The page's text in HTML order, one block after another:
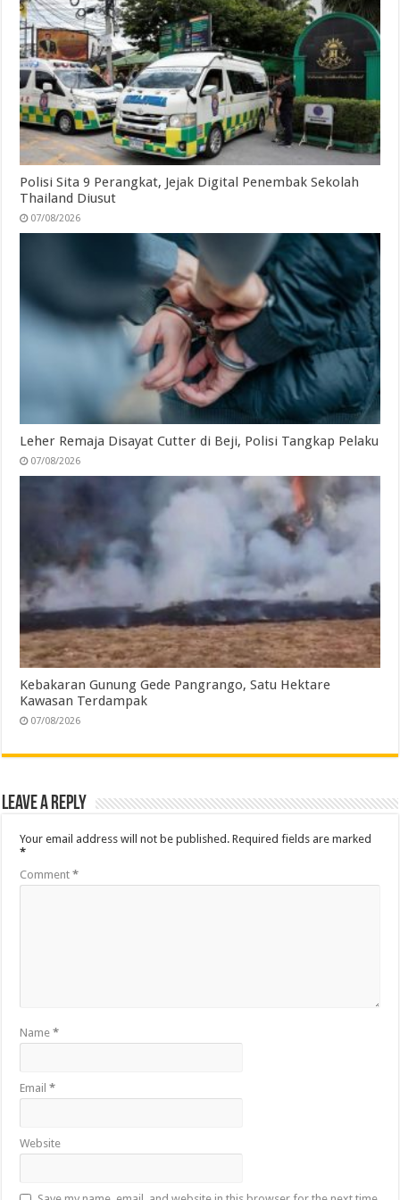
Polisi Sita 9 Perangkat, Jejak Digital Penembak Sekolah
Thailand Diusut
07/08/2026
Leher Remaja Disayat Cutter di Beji, Polisi Tangkap Pelaku
07/08/2026
Kebakaran Gunung Gede Pangrango, Satu Hektare
Kawasan Terdampak
07/08/2026
Leave a Reply
Your email address will not be published. Required fields are marked
*
Comment*
Name*
Email*
Website